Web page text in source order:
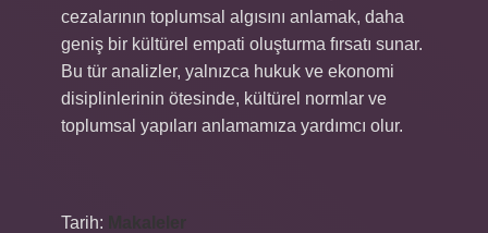
cezalarının toplumsal algısını anlamak, daha
geniş bir kültürel empati oluşturma fırsatı sunar.
Bu tür analizler, yalnızca hukuk ve ekonomi
disiplinlerinin ötesinde, kültürel normlar ve
toplumsal yapıları anlamamıza yardımcı olur.
Tarih: